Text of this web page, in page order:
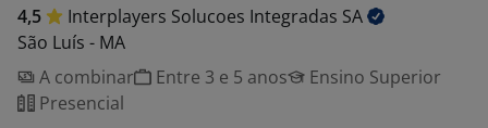
4,5 Interplayers Solucoes Integradas SA
São Luís - MA
A combinar
Entre 3 e 5 anos
Ensino Superior
Presencial